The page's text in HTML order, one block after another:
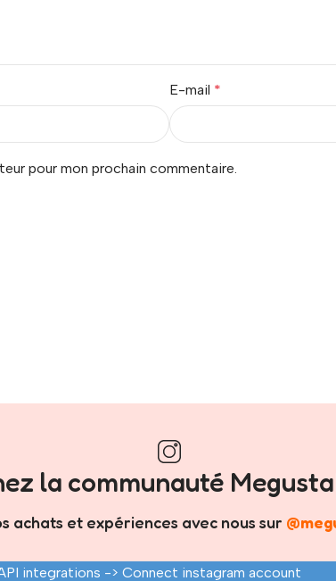
E-mail *
pour mon prochain commentaire.
la communauté
achats et expériences avec nous sur
integrations -> Connect instagram account